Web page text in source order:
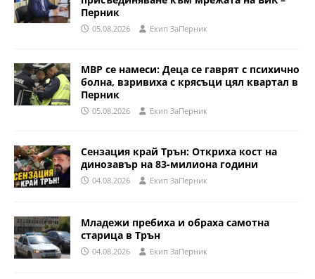
Перник
05.08.2026 Eкип ЗаПерник
МВР се намеси: Деца се гаврят с психично
болна, взривиха с крясъци цял квартал в
Перник
05.08.2026 Eкип ЗаПерник
Сензация край Трън: Откриха кост на
динозавър на 83-милиона години
04.08.2026 Eкип ЗаПерник
Младежи пребиха и обраха самотна
старица в Трън
04.08.2026 Eкип ЗаПерник